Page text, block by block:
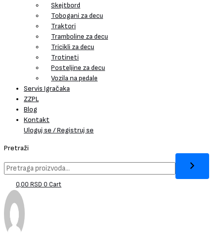
Skejtbord
Tobogani za decu
Traktori
Tramboline za decu
Tricikli za decu
Trotineti
Posteljine za decu
Vozila na pedale
Servis Igračaka
ZZPL
Blog
Kontakt
Uloguj se / Registruj se
Pretraži
0,00 RSD 0 Cart